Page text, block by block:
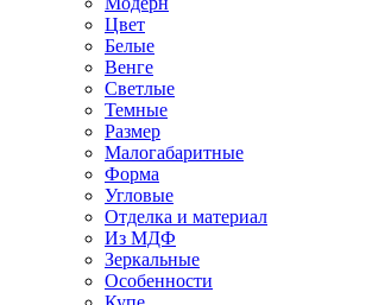
Цвет
Белые
Венге
Светлые
Темные
Размер
Малогабаритные
Форма
Угловые
Отделка и материал
Из МДФ
Зеркальные
Особенности